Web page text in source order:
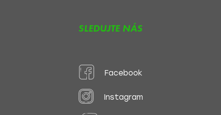
SLEDUJTE NÁS
Facebook
Instagram